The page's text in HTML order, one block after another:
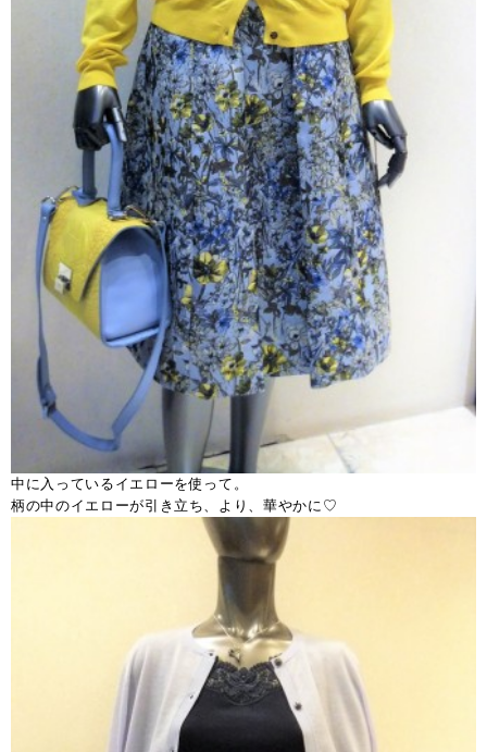
中に入っているイエローを使って。
柄の中のイエローが引き立ち、より、華やかに♡